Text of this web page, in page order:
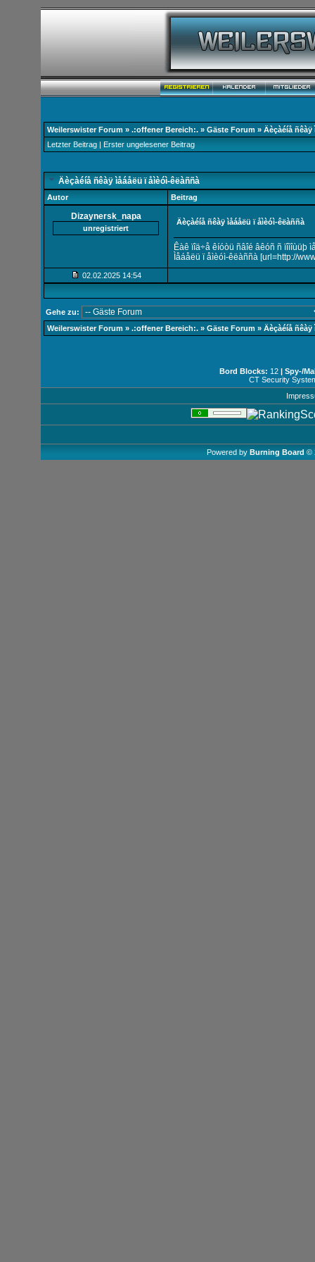
Weilerswister Forum » .:offener Bereich:. » Gäste Forum » Äèçàéíå ñêàÿ
Letzter Beitrag | Erster ungelesener Beitrag
Äèçàéíå ñêàÿ ìåáåëü ï åìèóì-êëàññà
Autor Beitrag
Dizaynersk_napa
unregistriert
Äèçàéíå ñêàÿ ìåáåëü ï åìèóì-êëàññà
Êàê ïîä÷å êíóòü ñâîé âêóñ ñ ïîìîùüþ
Ìåáåëü ï åìèóì-êëàññà [url=http://
02.02.2025 14:54
Gehe zu:
Weilerswister Forum » .:offener Bereich:. » Gäste Forum » Äèçàéíå ñêàÿ
Bord Blocks: 12 | Spy-/
CT Security
Powered by Burning Board ©